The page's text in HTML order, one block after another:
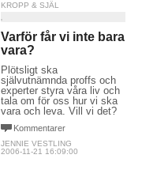
KROPP & SJÄL
Varför får vi inte bara
vara?
Plötsligt ska
självutnämnda proffs och
experter styra våra liv och
tala om för oss hur vi ska
vara och leva. Vill vi det?
Kommentarer
JENNIE VESTLING
2006-11-21 16:09:00